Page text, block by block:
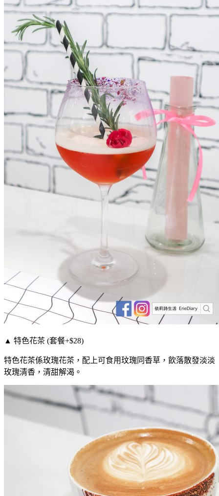
▲ 特色花茶 (套餐+$28)
特色花茶係玫瑰花茶，配上可食用玟瑰同香草，飲落散發淡淡
玫瑰清香，清甜解渴。